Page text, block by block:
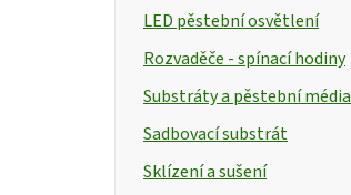
LED pěstební osvětlení
Rozvaděče - spínací hodiny
Substráty a pěstební média
Sadbovací substrát
Sklízení a sušení